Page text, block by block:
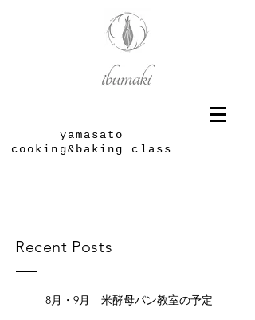
yamasato
cooking&baking class
Recent Posts
8月・9月 米酵母パン教室の予定